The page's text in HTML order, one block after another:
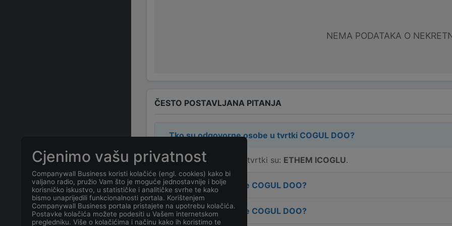
NEMA PODATAKA O
ČESTO POSTAVLJANA PITANJA
Tko su odgovorne osobe u tvrtki COGUL DOO?
Odgovorne osobe u tvrtki su: ETHEM ICOGLU.
Koja je adresa tvrtke COGUL DOO?
Koji je kontakt tvrtke COGUL DOO?
Cjenimo vašu privatnost
Companywall Business koristi kolačiće (engl. cookies) kako bi
valjano radio, pružio Vam što je moguće jednostavnije i bolje
korisničko iskustvo, u statističke i analitičke svrhe te kako
bismo unaprijedili funkcionalnosti portala. Korištenjem
Companywall Business portala pristajete na upotrebu kolačića.
Postavke kolačića možete podesiti u Vašem internetskom
pregledniku. Više o kolačićima i načinu kako ih koristimo te